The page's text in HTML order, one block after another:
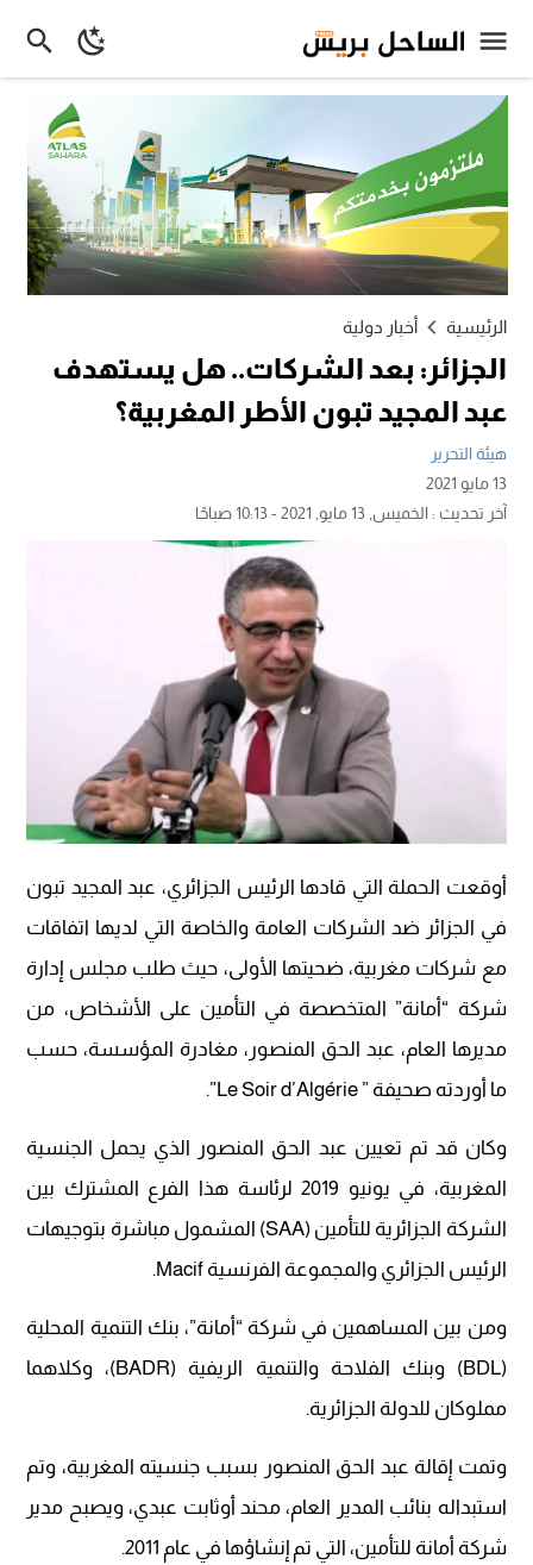
الرئيسية أخبار دولية
الجزائر: بعد الشركات.. هل يستهدف
عبد المجيد تبون الأطر المغربية؟
هيئة التحرير
13 مايو 2021
آخر تحديث :الخميس, 13 مايو, 2021 - 10:13 صباحًا
أوقعت الحملة التي قادها الرئيس الجزائري، عبد المجيد تبون
في الجزائر ضد الشركات العامة والخاصة التي لديها اتفاقات
مع شركات مغربية، ضحيتها الأولى، حيث طلب مجلس إدارة
شركة “أمانة” المتخصصة في التأمين على الأشخاص، من
مديرها العام، عبد الحق المنصور، مغادرة المؤسسة، حسب
ما أوردته صحيفة ” Le Soir d’Algérie”.
وكان قد تم تعيين عبد الحق المنصور الذي يحمل الجنسية
المغربية، في يونيو 2019 لرئاسة هذا الفرع المشترك بين
الشركة الجزائرية للتأمين (SAA) المشمول مباشرة بتوجيهات
الرئيس الجزائري والمجموعة الفرنسية Macif.
ومن بين المساهمين في شركة “أمانة”، بنك التنمية المحلية
(BDL) وبنك الفلاحة والتنمية الريفية (BADR)، وكلاهما
مملوكان للدولة الجزائرية.
وتمت إقالة عبد الحق المنصور بسبب جنسيته المغربية، وتم
استبداله بنائب المدير العام، محند أوثابت عبدي، ويصبح مدير
شركة أمانة للتأمين، التي تم إنشاؤها في عام 2011.